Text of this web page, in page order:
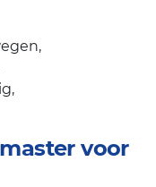
voor